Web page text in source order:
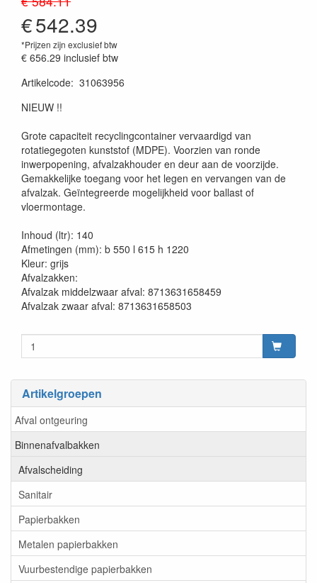
Artikelgroepen
Afval ontgeuring
Binnenafvalbakken
Afvalscheiding
Sanitair
Papierbakken
Metalen papierbakken
Vuurbestendige papierbakken
€542.39
*Prijzen zijn exclusief btw
€ 656.29 inclusief btw
Artikelcode: 31063956
NIEUW !!
Grote capaciteit recyclingcontainer vervaardigd van
rotatiegegoten kunststof (MDPE). Voorzien van ronde
inwerpopening, afvalzakhouder en deur aan de voorzijde.
Gemakkelijke toegang voor het legen en vervangen van de
afvalzak. Geïntegreerde mogelijkheid voor ballast of
vloermontage.
Inhoud (ltr): 140
Afmetingen (mm): b 550 l 615 h 1220
Kleur: grijs
Afvalzakken:
Afvalzak middelzwaar afval: 8713631658459
Afvalzak zwaar afval: 8713631658503